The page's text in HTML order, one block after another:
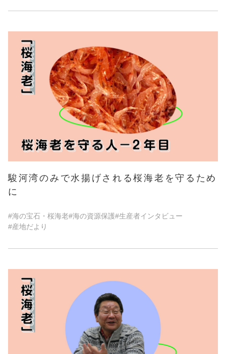
駿河湾のみで水揚げされる桜海老を守るため
に
#海の宝石・桜海老#海の資源保護#生産者インタビュー
#産地だより